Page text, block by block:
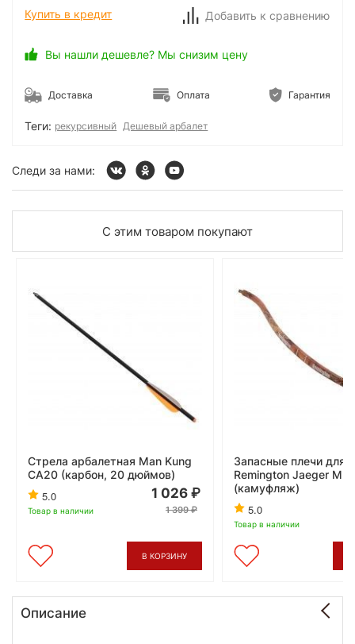
Купить в кредит
Добавить к сравнению
Вы нашли дешевле? Мы снизим цену
Доставка Оплата Гарантия
Теги: рекурсивный Дешевый арбалет
Следи за нами:
С этим товаром покупают
Стрела арбалетная Man Kung
CA20 (карбон, 20 дюймов)
5.0
Товар в наличии
1 026
1 399
В КОРЗИНУ
Запасные плечи для
Remington Jaeger
(камуфляж)
5.0
Товар в наличии
Описание